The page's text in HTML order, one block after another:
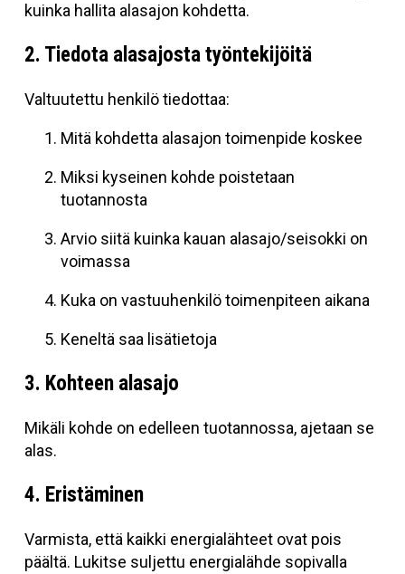
kuinka hallita alasajon kohdetta.
2. Tiedota alasajosta työntekijöitä
Valtuutettu henkilö tiedottaa:
Mitä kohdetta alasajon toimenpide koskee
Miksi kyseinen kohde poistetaan
tuotannosta
Arvio siitä kuinka kauan alasajo/seisokki on
voimassa
Kuka on vastuuhenkilö toimenpiteen aikana
Keneltä saa lisätietoja
3. Kohteen alasajo
Mikäli kohde on edelleen tuotannossa, ajetaan se
alas.
4. Eristäminen
Varmista, että kaikki energialähteet ovat pois
päältä. Lukitse suljettu energialähde sopivalla